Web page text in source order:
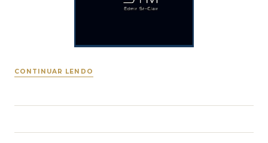
CONTINUAR LENDO